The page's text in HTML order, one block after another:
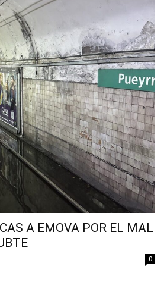
A EMOVA POR EL MAL
0